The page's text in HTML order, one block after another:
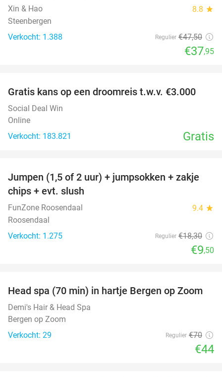
Xin & Hao 8.8 star
Steenbergen
Verkocht: 1.388
Regulier €47,50
€37,95
Gratis kans op een droomreis t.w.v. €3.000
Social Deal Win
Online
Verkocht: 183.821
Gratis
48%
Jumpen (1,5 of 2 uur) + jumpsokken + zakje
chips + evt. slush
FunZone Roosendaal 9.4 star
Roosendaal
Verkocht: 1.275
Regulier €18,30
€9,50
37%
Head spa (70 min) in hartje Bergen op Zoom
Demi's Hair & Head Spa
Bergen op Zoom
Verkocht: 29
Regulier €70
€44